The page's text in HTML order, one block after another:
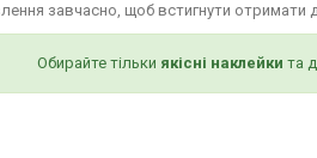
завчасно, щоб встигнути отримати
Обирайте тільки якісні наклейки та